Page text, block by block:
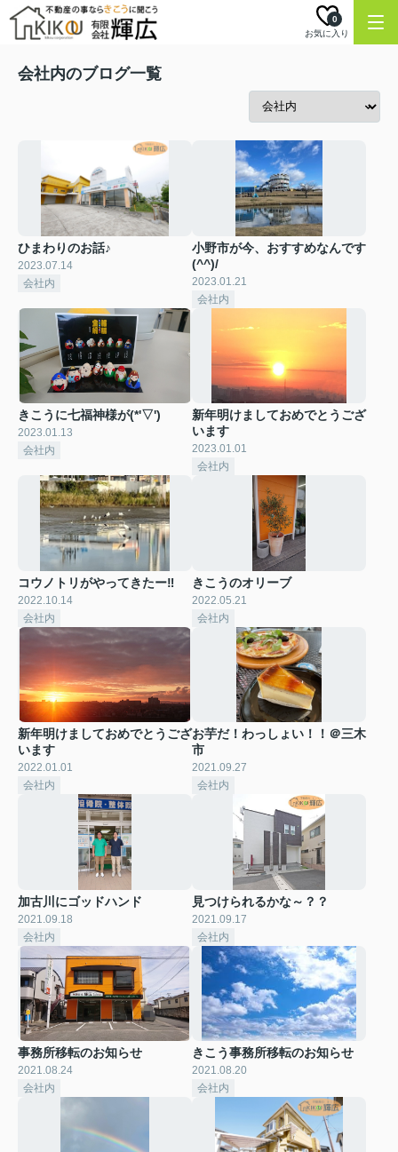
お気に入り
0
会社内のブログ一覧
ひまわりのお話♪
2023.07.14
会社内
小野市が今、おすすめなんです
(^^)/
2023.01.21
会社内
きこうに七福神様が(*'▽')
2023.01.13
会社内
新年明けましておめでとうござ
います
2023.01.01
会社内
コウノトリがやってきたー‼
2022.10.14
会社内
きこうのオリーブ
2022.05.21
会社内
新年明けましておめでとうござ
います
2022.01.01
会社内
お芋だ！わっしょい！！＠三木
市
2021.09.27
会社内
加古川にゴッドハンド
2021.09.18
会社内
見つけられるかな～？？
2021.09.17
会社内
事務所移転のお知らせ
2021.08.24
会社内
きこう事務所移転のお知らせ
2021.08.20
会社内